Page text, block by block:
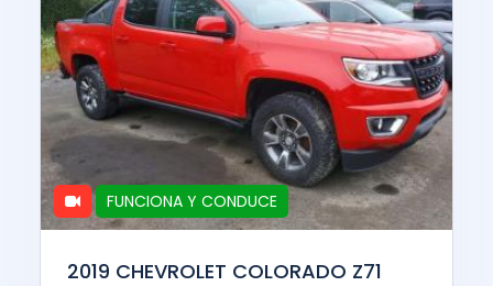
FUNCIONA Y CONDUCE
2019 CHEVROLET COLORADO Z71